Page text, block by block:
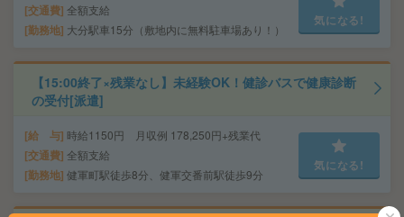
交通費 全額支給
勤務地 大分駅車15分（敷地内に無料駐車場あり！）
気になる!
【15:00終了×残業なし】未経験OK！健診バスで健康診断
の受付[派遣]
給 与 時給1150円 月収例 178,250円+残業代
交通費 全額支給
勤務地 健軍町駅徒歩8分、健軍交番前駅徒歩9分
気になる!